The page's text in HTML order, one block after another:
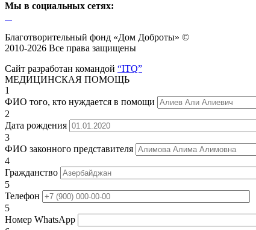
Мы в социальных сетях:
Благотворительный фонд «Дом Доброты» ©
2010-2026 Все права защищены
Сайт разработан командой “ITQ”
МЕДИЦИНСКАЯ ПОМОЩЬ
1
ФИО того, кто нуждается в помощи
2
Дата рождения
3
ФИО законного представителя
4
Гражданство
5
Телефон
5
Номер WhatsApp